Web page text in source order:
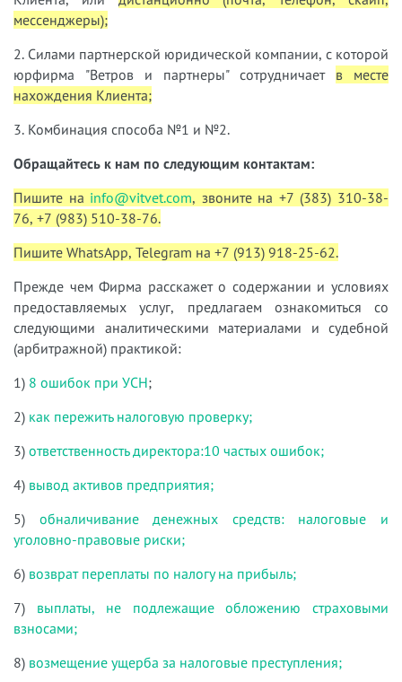
мессенджеры);
2. Силами партнерской юридической компании, с которой
юрфирма "Ветров и партнеры" сотрудничает в месте
нахождения Клиента;
3. Комбинация способа №1 и №2.
Обращайтесь к нам по следующим контактам:
Пишите на info@vitvet.com, звоните на +7 (383) 310-38-
76, +7 (983) 510-38-76.
Пишите WhatsApp, Telegram на +7 (913) 918-25-62.
Прежде чем Фирма расскажет о содержании и условиях
предоставляемых услуг, предлагаем ознакомиться со
следующими аналитическими материалами и судебной
(арбитражной) практикой:
1) 8 ошибок при УСН;
2) как пережить налоговую проверку;
3) ответственность директора:10 частых ошибок;
4) вывод активов предприятия;
5) обналичивание денежных средств: налоговые и
уголовно-правовые риски;
6) возврат переплаты по налогу на прибыль;
7) выплаты, не подлежащие обложению страховыми
взносами;
8) возмещение ущерба за налоговые преступления;